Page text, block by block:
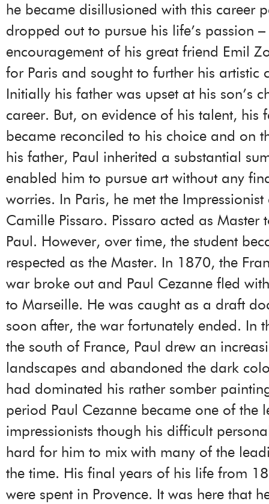
he became disillusioned with this career
dropped out to pursue his life’s passion
encouragement of his great friend Emil
for Paris and sought to further his artistic
Initially his father was upset at his son’s
career. But, on evidence of his talent, his
became reconciled to his choice and on
his father, Paul inherited a substantial
enabled him to pursue art without any
worries. In Paris, he met the Impressionist
Camille Pissaro. Pissaro acted as Master
Paul. However, over time, the student
respected as the Master. In 1870, the
war broke out and Paul Cezanne fled
to Marseille. He was caught as a draft
soon after, the war fortunately ended. In
the south of France, Paul drew an
landscapes and abandoned the dark
had dominated his rather somber
period Paul Cezanne became one of the
impressionists though his difficult
hard for him to mix with many of the
the time. His final years of his life from
were spent in Provence. It was here that